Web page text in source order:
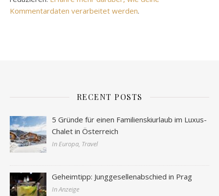
Kommentardaten verarbeitet werden.
RECENT POSTS
5 Gründe für einen Familienskiurlaub im Luxus-
Chalet in Österreich
In Europa, Travel
Geheimtipp: Junggesellenabschied in Prag
In Anzeige